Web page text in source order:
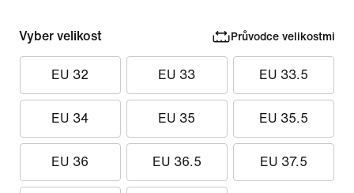
Vyber velikost Průvodce velikostmi
EU 32 EU 33 EU 33.5
EU 34 EU 35 EU 35.5
EU 36 EU 36.5 EU 37.5